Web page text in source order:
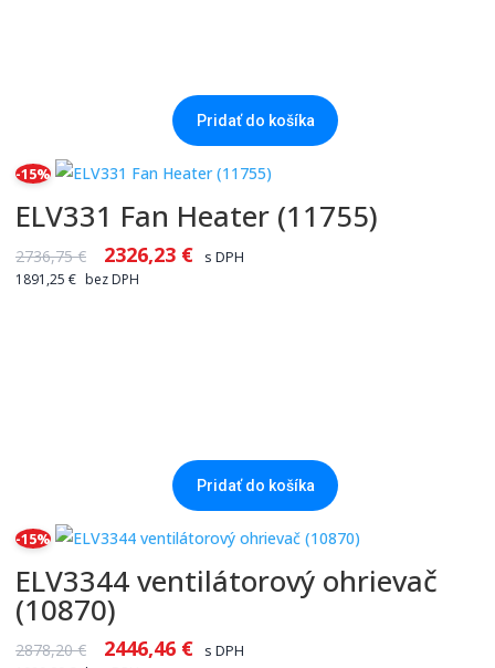
Pridať do košíka
-15%
ELV331 Fan Heater (11755)
2736,75€ 2326,23 € s DPH
1891,25 € bez DPH
Pridať do košíka
-15%
ELV3344 ventilátorový ohrievač
(10870)
2878,20€ 2446,46 € s DPH